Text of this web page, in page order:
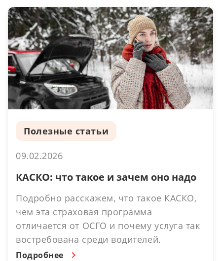
Полезные статьи
09.02.2026
КАСКО: что такое и зачем оно надо
Подробно расскажем, что такое КАСКО,
чем эта страховая программа
отличается от ОСГО и почему услуга так
востребована среди водителей.
Подробнее